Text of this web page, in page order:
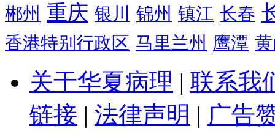
郴州 重庆 银川 锦州 镇江 长春
香港特别行政区 马里兰州 鹰潭
关于华夏病理 | 联系我
链接 | 法律声明 | 广告